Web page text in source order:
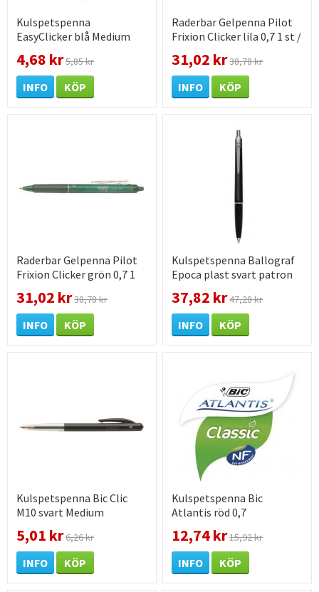
Kulspetspenna
EasyClicker blå Medium
ISO12757-2
4,68 kr5,85 kr
INFO KÖP
Raderbar Gelpenna Pilot
Frixion Clicker lila 0,7 1 st /
förpackning
31,02 kr38,78 kr
INFO KÖP
Raderbar Gelpenna Pilot
Frixion Clicker grön 0,7 1
st / förpackning
31,02 kr38,78 kr
INFO KÖP
Kulspetspenna Ballograf
Epoca plast svart patron
37,82 kr47,28 kr
INFO KÖP
Kulspetspenna Bic Clic
M10 svart Medium
5,01 kr6,26 kr
INFO KÖP
Kulspetspenna Bic
Atlantis röd 0,7
12,74 kr15,92 kr
INFO KÖP